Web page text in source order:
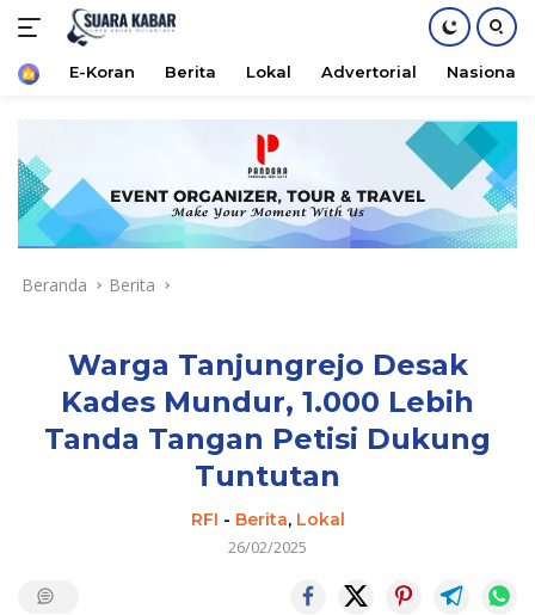
konten
HomeE-Koran Berita Lokal Advertorial Nasional
Beranda Berita
Warga Tanjungrejo Desak
Kades Mundur, 1.000 Lebih
Tanda Tangan Petisi Dukung
Tuntutan
RFI - Berita, Lokal
26/02/2025